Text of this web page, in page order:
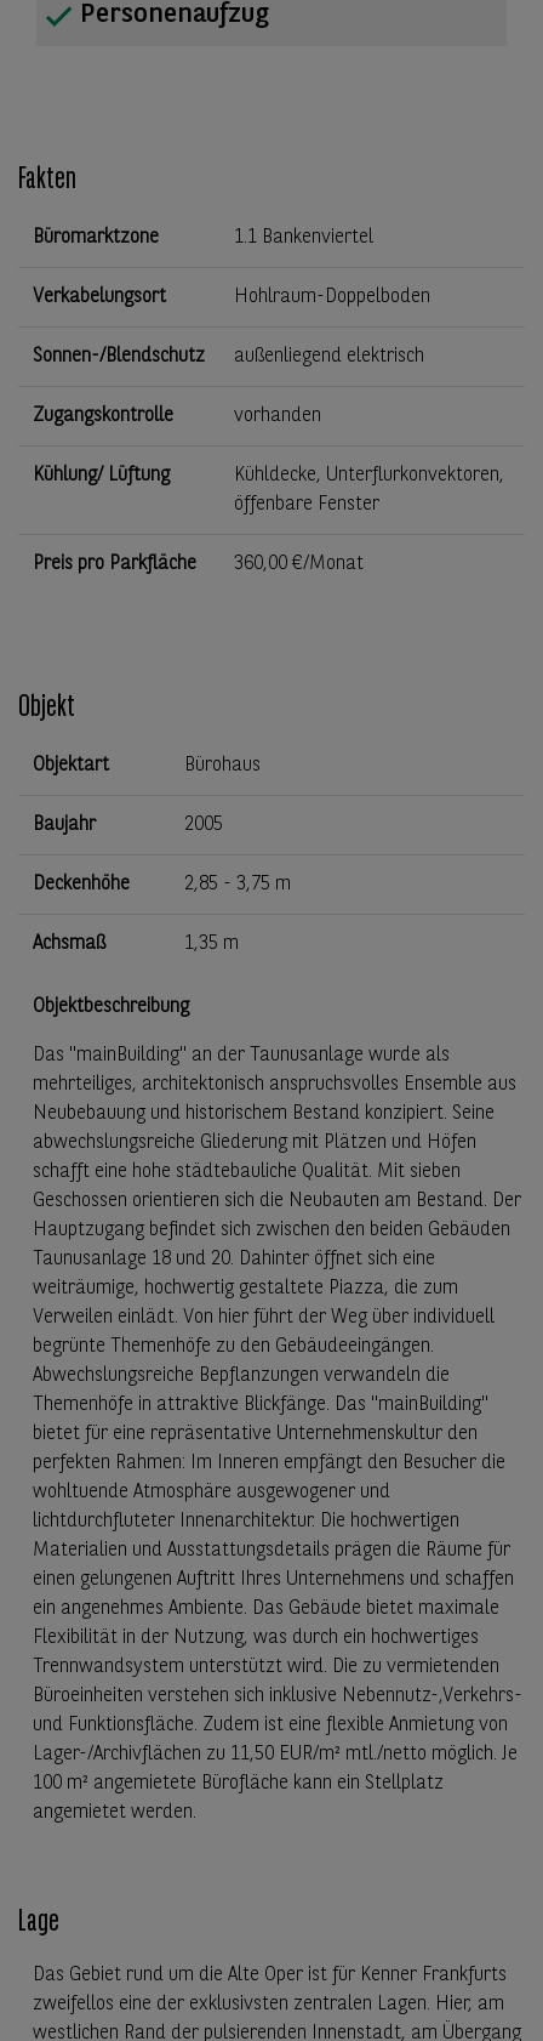
Personenaufzug
Fakten
Büromarktzone 1.1 Bankenviertel
Verkabelungsort Hohlraum-Doppelboden
Sonnen-/Blendschutz außenliegend elektrisch
Zugangskontrolle vorhanden
Kühlung/ Lüftung
Kühldecke, Unterflurkonvektoren,
öffenbare Fenster
Preis pro Parkfläche 360,00 €/Monat
Objekt
Objektart Bürohaus
Baujahr 2005
Deckenhöhe 2,85 - 3,75 m
Achsmaß 1,35 m
Objektbeschreibung
Das "mainBuilding" an der Taunusanlage wurde als
mehrteiliges, architektonisch anspruchsvolles Ensemble aus
Neubebauung und historischem Bestand konzipiert. Seine
abwechslungsreiche Gliederung mit Plätzen und Höfen
schafft eine hohe städtebauliche Qualität. Mit sieben
Geschossen orientieren sich die Neubauten am Bestand. Der
Hauptzugang befindet sich zwischen den beiden Gebäuden
Taunusanlage 18 und 20. Dahinter öffnet sich eine
weiträumige, hochwertig gestaltete Piazza, die zum
Verweilen einlädt. Von hier führt der Weg über individuell
begrünte Themenhöfe zu den Gebäudeeingängen.
Abwechslungsreiche Bepflanzungen verwandeln die
Themenhöfe in attraktive Blickfänge. Das "mainBuilding"
bietet für eine repräsentative Unternehmenskultur den
perfekten Rahmen: Im Inneren empfängt den Besucher die
wohltuende Atmosphäre ausgewogener und
lichtdurchfluteter Innenarchitektur. Die hochwertigen
Materialien und Ausstattungsdetails prägen die Räume für
einen gelungenen Auftritt Ihres Unternehmens und schaffen
ein angenehmes Ambiente. Das Gebäude bietet maximale
Flexibilität in der Nutzung, was durch ein hochwertiges
Trennwandsystem unterstützt wird. Die zu vermietenden
Büroeinheiten verstehen sich inklusive Nebennutz-,Verkehrs-
und Funktionsfläche. Zudem ist eine flexible Anmietung von
Lager-/Archivflächen zu 11,50 EUR/m² mtl./netto möglich. Je
100 m² angemietete Bürofläche kann ein Stellplatz
angemietet werden.
Lage
Das Gebiet rund um die Alte Oper ist für Kenner Frankfurts
zweifellos eine der exklusivsten zentralen Lagen. Hier, am
westlichen Rand der pulsierenden Innenstadt, am Übergang